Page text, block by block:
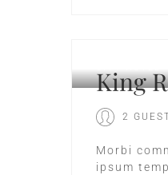
King
2
Morbi
ipsum